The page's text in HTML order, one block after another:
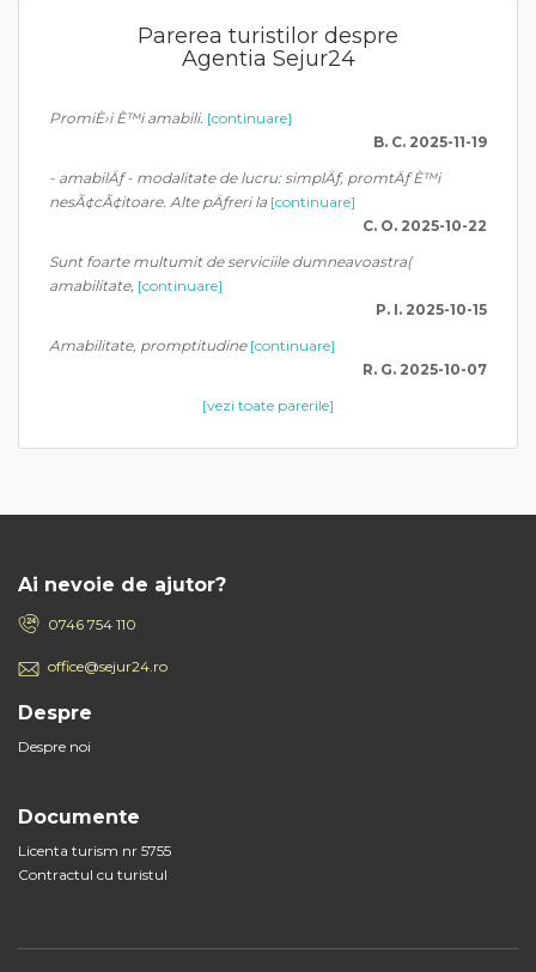
Parerea turistilor despre
Agentia Sejur24
PromiÈ›i È™i amabili. [continuare]
B. C. 2025-11-19
- amabilÄƒ - modalitate de lucru: simplÄƒ, promtÄƒ È™i
nesÃ¢cÃ¢itoare. Alte pÄƒreri la [continuare]
C. O. 2025-10-22
Sunt foarte multumit de serviciile dumneavoastra(
amabilitate, [continuare]
P. I. 2025-10-15
Amabilitate, promptitudine [continuare]
R. G. 2025-10-07
[vezi toate parerile]
Ai nevoie de ajutor?
0746 754 110
office@sejur24.ro
Despre
Despre noi
Documente
Licenta turism nr 5755
Contractul cu turistul